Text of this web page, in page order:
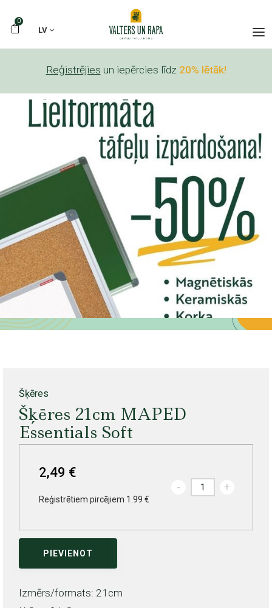
0
LV
Reģistrējies un iepērcies līdz 20% lētāk!
Šķēres
Šķēres 21cm MAPED
Essentials Soft
2,49 €
Reģistrētiem pircējiem 1.99 €
- +
PIEVIENOT
Izmērs/formats: 21cm